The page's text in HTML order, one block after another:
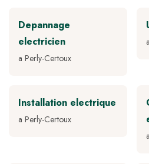
Depannage
electricien
a Perly-Certoux
Installation electrique
a Perly-Certoux